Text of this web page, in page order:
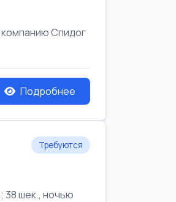
компанию Спидог
Подробнее
Требуются
38 шек., ночью